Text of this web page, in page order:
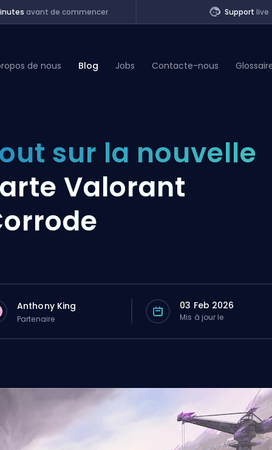
avant de commencer Support live
de nous Blog Jobs Contacte-nous
sur la nouvelle
Valorant
Anthony King
Partenaire
03 Feb 2026
Mis à jour le